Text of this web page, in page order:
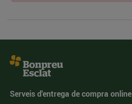
Serveis d'entrega de compra online